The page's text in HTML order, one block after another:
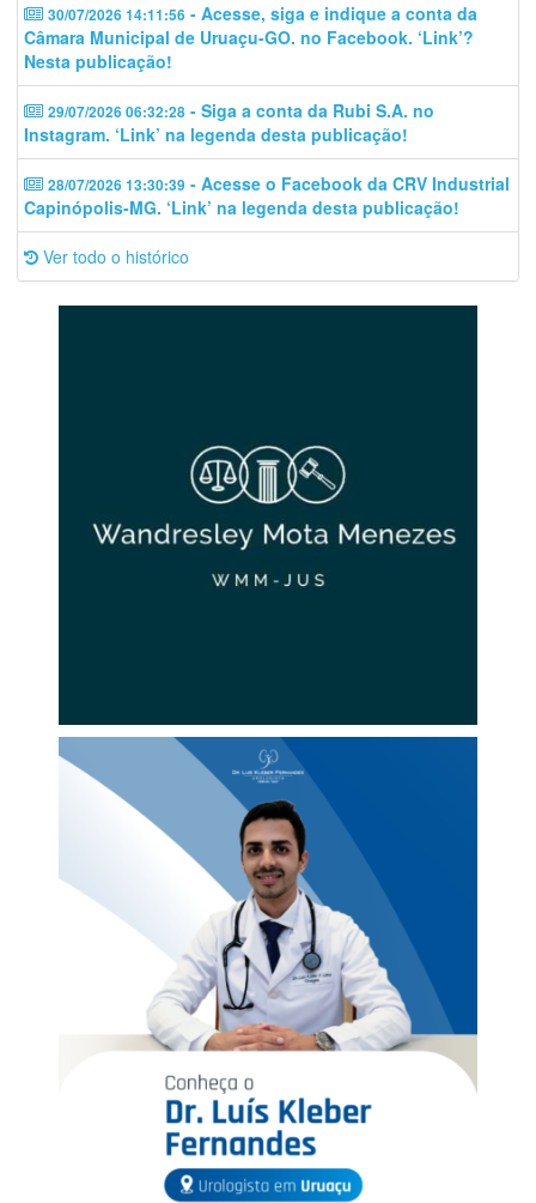
30/07/2026 14:11:56 - Acesse, siga e indique a conta da
Câmara Municipal de Uruaçu-GO. no Facebook. ‘Link’?
Nesta publicação!
29/07/2026 06:32:28 - Siga a conta da Rubi S.A. no
Instagram. ‘Link’ na legenda desta publicação!
28/07/2026 13:30:39 - Acesse o Facebook da CRV Industrial
Capinópolis-MG. ‘Link’ na legenda desta publicação!
Ver todo o histórico